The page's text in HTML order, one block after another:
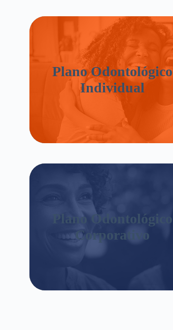
Plano Odontológico
Individual
Plano Odontológico
Corporativo